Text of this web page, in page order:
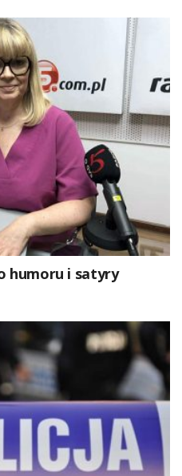
humoru i satyry